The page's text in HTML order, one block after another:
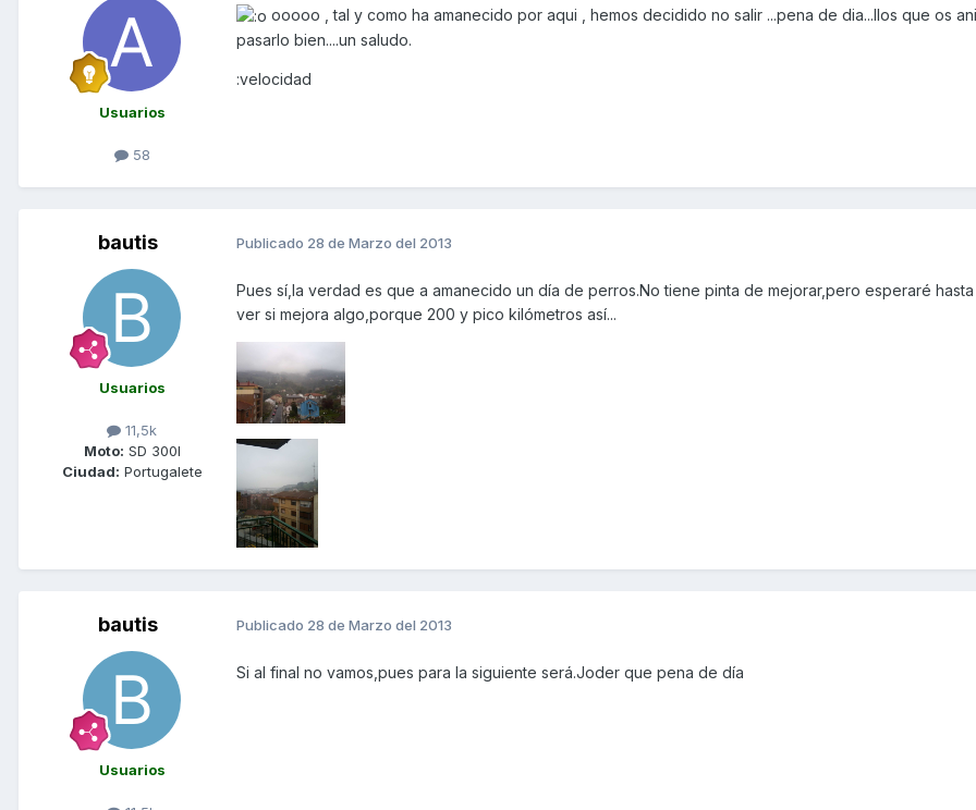
Usuarios
58
ooooo , tal y como ha amanecido por aqui , hemos decidido no salir ...pena de dia...llos que os
pasarlo bien....un saludo.
:velocidad
bautis
Usuarios
11,5k
Moto: SD 300I
Ciudad: Portugalete
Publicado 28 de Marzo del 2013
Pues sí,la verdad es que a amanecido un día de perros.No tiene pinta de mejorar,pero esperaré
ver si mejora algo,porque 200 y pico kilómetros así...
bautis
Usuarios
Publicado 28 de Marzo del 2013
Si al final no vamos,pues para la siguiente será.Joder que pena de día